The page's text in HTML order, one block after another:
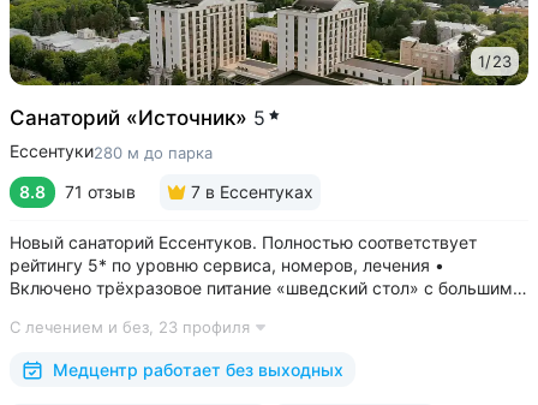
1/23
Санаторий «Источник» 5
Ессентуки280 м до парка
8.8 71 отзыв 7 в Ессентуках
Новый санаторий Ессентуков. Полностью соответствует
рейтингу 5* по уровню сервиса, номеров, лечения •
Включено трёхразовое питание «шведский стол» с большим
в Ессентуках • Центр Курортной зоны: 3 минуты
до Курортного парка и Грязелечебницы им....
С лечением и без, 23 профиля
Медцентр работает без выходных